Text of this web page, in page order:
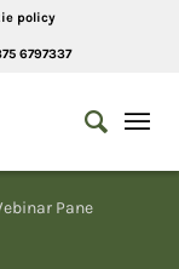
policy
6797337
Pane